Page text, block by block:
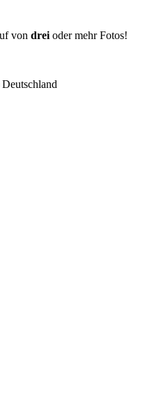
von drei oder mehr Fotos!